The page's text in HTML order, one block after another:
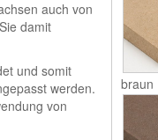
auch von
damit
und somit
werden.
von
braun